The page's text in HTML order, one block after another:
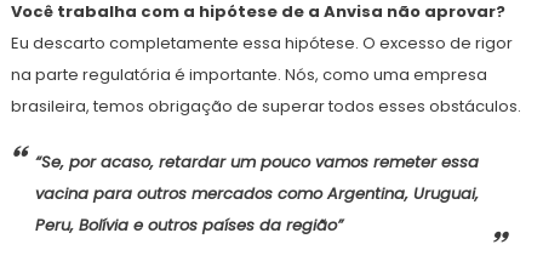
Você trabalha com a hipótese de a Anvisa não aprovar?
Eu descarto completamente essa hipótese. O excesso de rigor
na parte regulatória é importante. Nós, como uma empresa
brasileira, temos obrigação de superar todos esses obstáculos.
“Se, por acaso, retardar um pouco vamos remeter essa
vacina para outros mercados como Argentina, Uruguai,
Peru, Bolívia e outros países da região”